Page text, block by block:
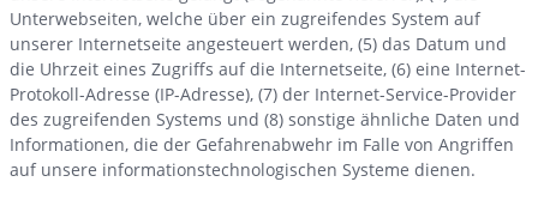
Unterwebseiten, welche über ein zugreifendes System auf
unserer Internetseite angesteuert werden, (5) das Datum und
die Uhrzeit eines Zugriffs auf die Internetseite, (6) eine Internet-
Protokoll-Adresse (IP-Adresse), (7) der Internet-Service-Provider
des zugreifenden Systems und (8) sonstige ähnliche Daten und
Informationen, die der Gefahrenabwehr im Falle von Angriffen
auf unsere informationstechnologischen Systeme dienen.